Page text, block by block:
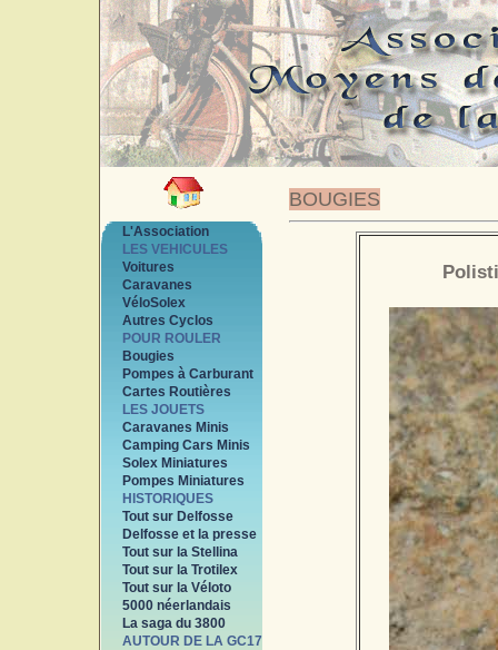
BOUGIES
L'Association
LES VEHICULES
Voitures
Caravanes
VéloSolex
Autres Cyclos
POUR ROULER
Bougies
Pompes à Carburant
Cartes Routières
LES JOUETS
Caravanes Minis
Camping Cars Minis
Solex Miniatures
Pompes Miniatures
HISTORIQUES
Tout sur Delfosse
Delfosse et la presse
Tout sur la Stellina
Tout sur la Trotilex
Tout sur la Véloto
5000 néerlandais
La saga du 3800
AUTOUR DE LA GC17